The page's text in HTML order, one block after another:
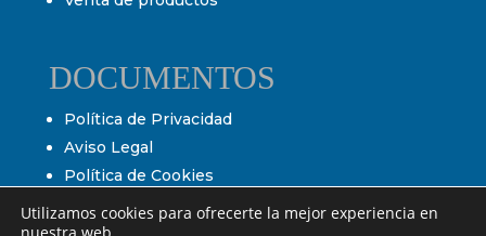
DOCUMENTOS
Política de Privacidad
Aviso Legal
Política de Cookies
Condiciones de venta
Condiciones de subasta
Utilizamos cookies para ofrecerte la mejor experiencia en